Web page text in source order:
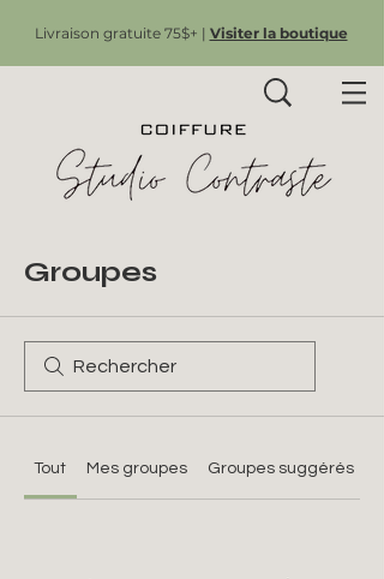
Livraison gratuite 75$+ | Visiter la boutique
Groupes
Tout Mes groupes Groupes suggérés